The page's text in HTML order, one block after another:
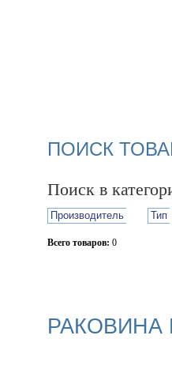
ПОИСК
Поиск в
Производитель Тип
Всего товаров: 0
РАКОВИНА